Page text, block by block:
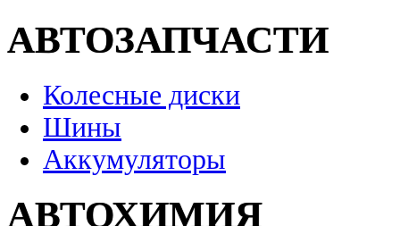
АВТОЗАПЧАСТИ
Колесные диски
Шины
Аккумуляторы
АВТОХИМИЯ